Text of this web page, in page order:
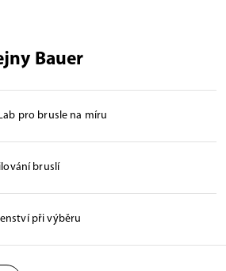
Bauer
pro brusle na míru
bruslí
při výběru